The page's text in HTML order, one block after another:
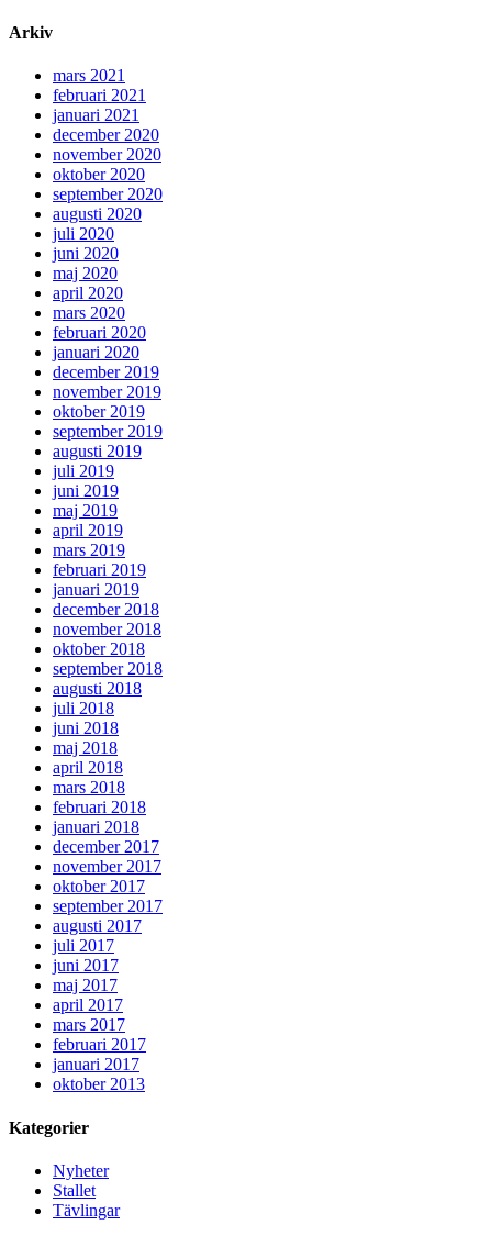
Arkiv
mars 2021
februari 2021
januari 2021
december 2020
november 2020
oktober 2020
september 2020
augusti 2020
juli 2020
juni 2020
maj 2020
april 2020
mars 2020
februari 2020
januari 2020
december 2019
november 2019
oktober 2019
september 2019
augusti 2019
juli 2019
juni 2019
maj 2019
april 2019
mars 2019
februari 2019
januari 2019
december 2018
november 2018
oktober 2018
september 2018
augusti 2018
juli 2018
juni 2018
maj 2018
april 2018
mars 2018
februari 2018
januari 2018
december 2017
november 2017
oktober 2017
september 2017
augusti 2017
juli 2017
juni 2017
maj 2017
april 2017
mars 2017
februari 2017
januari 2017
oktober 2013
Kategorier
Nyheter
Stallet
Tävlingar